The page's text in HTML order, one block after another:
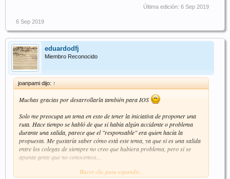
Última edición: 6 Sep 2019
6 Sep 2019
eduardodfj
Miembro Reconocido
joanpami dijo: ↑
Muchas gracias por desarrollarla también para IOS
Solo me preocupa un tema en esto de tener la iniciativa de proponer una
ruta. Hace tiempo se habló de que si había algún accidente o problema
durante una salida, parece que el "responsable" era quien hacía la
propuesta. Me gustaría saber cómo está este tema, ya que si es una salida
entre los colegas de siempre no creo que hubiera problema, pero si se
apunta gente que no conocemos...
Otro tema es que se unan menores a la salida sin sus padres. Tampoco se
Hacer clic para expandir...